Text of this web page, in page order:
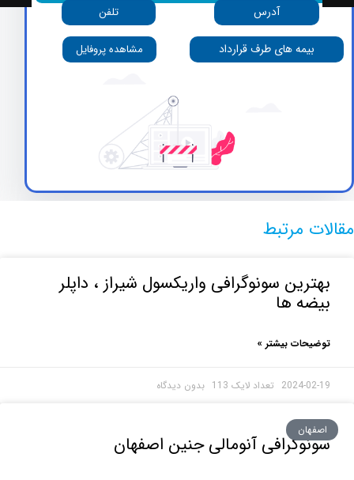
آدرس
تلفن
بیمه های طرف قرارداد مشاهده پروفایل
مرتبط
سونوگرافی واریکسول شیراز ، داپلر
ها
بیشتر »
2024- بدون دیدگاه
آنومالی جنین اصفهان